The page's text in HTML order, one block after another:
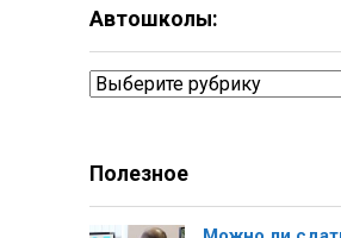
Автошколы:
Автошколы:
Полезное